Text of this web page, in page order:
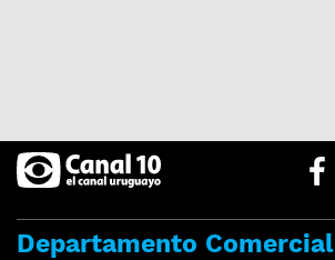
Departamento Comercial